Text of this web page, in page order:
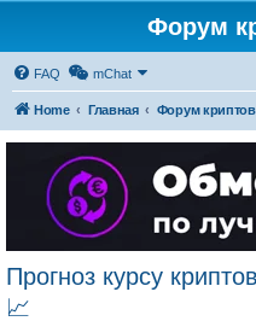
Форум
FAQ mChat
Home Главная
Прогноз курсу
📈